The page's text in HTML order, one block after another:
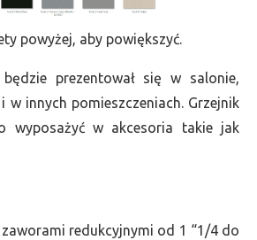
powyżej, aby powiększyć.
prezentował się w salonie,
w innych pomieszczeniach. Grzejnik
wyposażyć w akcesoria takie jak
zaworami redukcyjnymi od 1 “1/4 do